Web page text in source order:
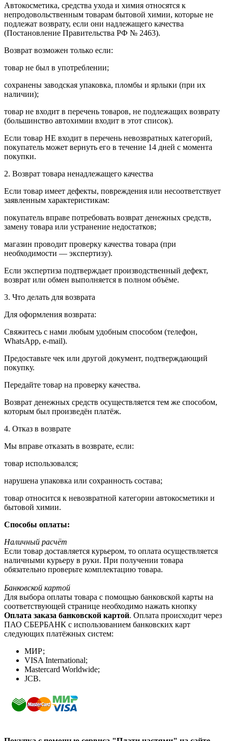
Автокосметика, средства ухода и химия относятся к
непродовольственным товарам бытовой химии, которые не
подлежат возврату, если они надлежащего качества
(Постановление Правительства РФ № 2463).
Возврат возможен только если:
товар не был в употреблении;
сохранены заводская упаковка, пломбы и ярлыки (при их
наличии);
товар не входит в перечень товаров, не подлежащих возврату
(большинство автохимии входит в этот список).
Если товар НЕ входит в перечень невозвратных категорий,
покупатель может вернуть его в течение 14 дней с момента
покупки.
2. Возврат товара ненадлежащего качества
Если товар имеет дефекты, повреждения или несоответствует
заявленным характеристикам:
покупатель вправе потребовать возврат денежных средств,
замену товара или устранение недостатков;
магазин проводит проверку качества товара (при
необходимости — экспертизу).
Если экспертиза подтверждает производственный дефект,
возврат или обмен выполняется в полном объёме.
3. Что делать для возврата
Для оформления возврата:
Свяжитесь с нами любым удобным способом (телефон,
WhatsApp, e-mail).
Предоставьте чек или другой документ, подтверждающий
покупку.
Передайте товар на проверку качества.
Возврат денежных средств осуществляется тем же способом,
которым был произведён платёж.
4. Отказ в возврате
Мы вправе отказать в возврате, если:
товар использовался;
нарушена упаковка или сохранность состава;
товар относится к невозвратной категории автокосметики и
бытовой химии.
Способы оплаты:
Наличный расчёт
Если товар доставляется курьером, то оплата осуществляется
наличными курьеру в руки. При получении товара
обязательно проверьте комплектацию товара.
Банковской картой
Для выбора оплаты товара с помощью банковской карты на
соответствующей странице необходимо нажать кнопку
Оплата заказа банковской картой. Оплата происходит через
ПАО СБЕРБАНК с использованием банковских карт
следующих платёжных систем:
МИР;
VISA International;
Mastercard Worldwide;
JCB.